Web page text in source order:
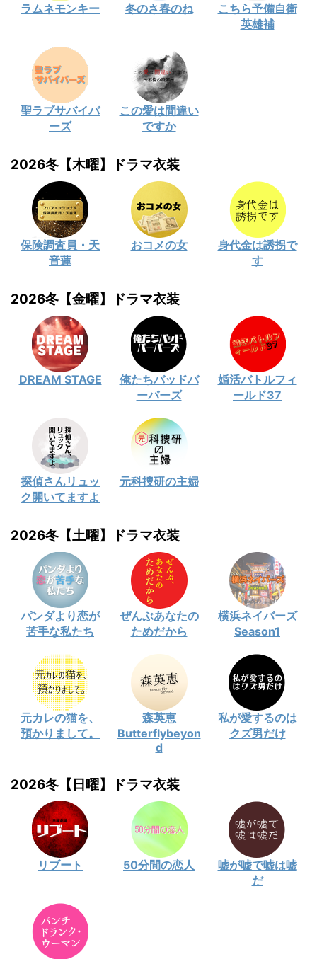
ラムネモンキー 冬のさ春のね
こちら予備自衛
英雄補
聖ラブサバイバ
ーズ
この愛は間違い
ですか
2026冬【木曜】ドラマ衣装
保険調査員・天
音蓮
おコメの女
身代金は誘拐で
す
2026冬【金曜】ドラマ衣装
DREAM STAGE
俺たちバッドバ
ーバーズ
婚活バトルフィ
ールド37
探偵さんリュッ
ク開いてますよ
元科捜研の主婦
2026冬【土曜】ドラマ衣装
パンダより恋が
苦手な私たち
ぜんぶあなたの
ためだから
横浜ネイバーズ
Season1
元カレの猫を、
預かりまして。
森英恵
Butterflybeyon
d
私が愛するのは
クズ男だけ
2026冬【日曜】ドラマ衣装
リブート 50分間の恋人
嘘が嘘で嘘は嘘
だ